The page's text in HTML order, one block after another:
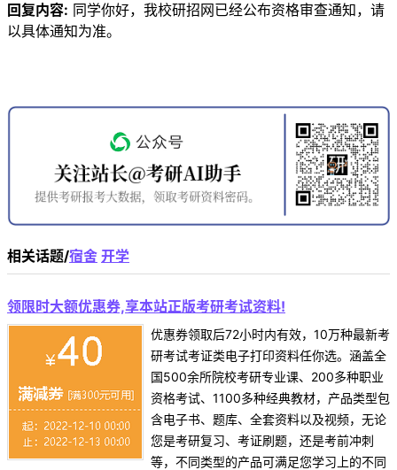
回复内容: 同学你好，我校研招网已经公布资格审查通知，请
以具体通知为准。
相关话题/宿舍 开学
领限时大额优惠券,享本站正版考研考试资料!
优惠券领取后72小时内有效，10万种最新考
研考试考证类电子打印资料任你选。涵盖全
国500余所院校考研专业课、200多种职业
资格考试、1100多种经典教材，产品类型包
含电子书、题库、全套资料以及视频，无论
您是考研复习、考证刷题，还是考前冲刺
等，不同类型的产品可满足您学习上的不同